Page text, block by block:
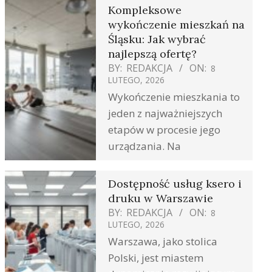
Kompleksowe
wykończenie mieszkań na
Śląsku: Jak wybrać
najlepszą ofertę?
BY: REDAKCJA ON: 8
LUTEGO, 2026
Wykończenie mieszkania to
jeden z najważniejszych
etapów w procesie jego
urządzania. Na
Dostępność usług ksero i
druku w Warszawie
BY: REDAKCJA ON: 8
LUTEGO, 2026
Warszawa, jako stolica
Polski, jest miastem